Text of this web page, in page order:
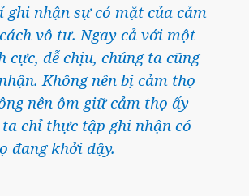
ghi nhận sự có mặt của cảm
vô tư. Ngay cả với một
cực, dễ chịu, chúng ta cũng
Không nên bị cảm thọ
nên ôm giữ cảm thọ ấy
chỉ thực tập ghi nhận có
đang khởi dậy.